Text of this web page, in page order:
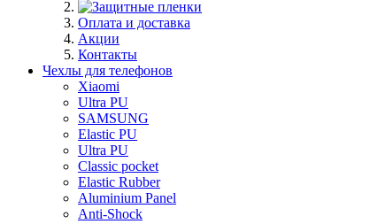
Оплата и доставка
Акции
Контакты
Чехлы для телефонов
Xiaomi
Ultra PU
SAMSUNG
Elastic PU
Ultra PU
Classic pocket
Elastic Rubber
Aluminium Panel
Anti-Shock